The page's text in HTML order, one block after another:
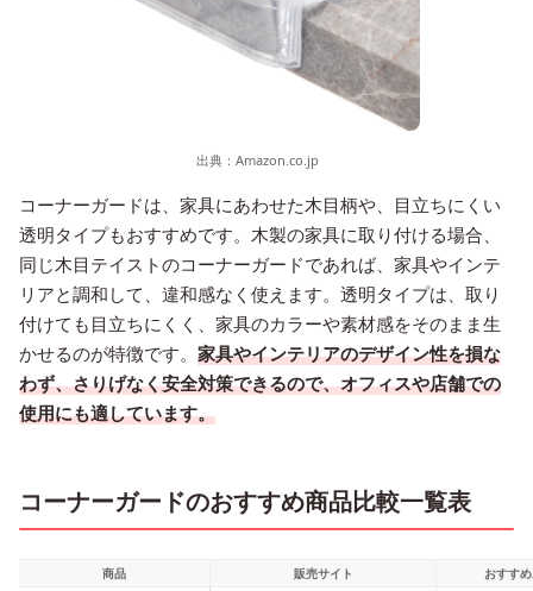
出典： Amazon.co.jp
コーナーガードは、家具にあわせた木目柄や、目立ちにくい
透明タイプもおすすめです。木製の家具に取り付ける場合、
同じ木目テイストのコーナーガードであれば、家具やインテ
リアと調和して、違和感なく使えます。透明タイプは、取り
付けても目立ちにくく、家具のカラーや素材感をそのまま生
かせるのが特徴です。 家具やインテリアのデザイン性を損な
わず、さりげなく安全対策できるので、オフィスや店舗での
使用にも適しています。
コーナーガードのおすすめ商品比較一覧表
商品 販売サイト
おすす